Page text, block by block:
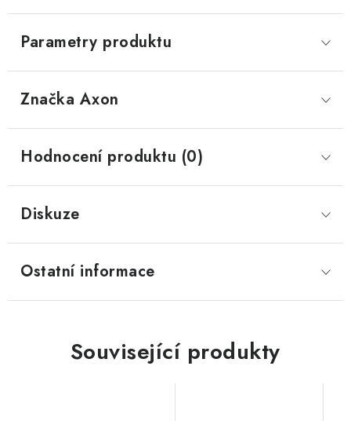
Parametry produktu
Značka Axon
Hodnocení produktu (0)
Diskuze
Ostatní informace
Související produkty